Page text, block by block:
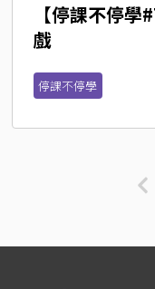
【停課不停
戲
停課不停學